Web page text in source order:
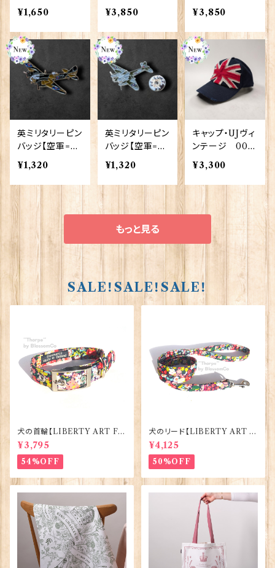
gate Products
90419
¥1,650
ン【ゆったりマチ
付き】Elgate Pr
oducts 90418
¥3,850
たりマチ付き】El
gate Products
90417
¥3,850
英ミリタリーピン
バッジ【空軍=Bl
enheim】Cado
gan 90043-XJ
KB12-57
¥1,320
英ミリタリーピン
バッジ【空軍=M
osquito】Cado
gan 90043-XJ
KB12-52
¥1,320
キャップ・UJヴィ
ンテージ 002
22
¥3,300
もっと見る
SALE！SALE！SALE！
犬の首輪【LIBERTY ART FA
BRIC=Thorpe】BlossomCo
90295
¥3,795
54%OFF
犬のリード【LIBERTY ART F
ABRIC=Thorpe】BlossomC
o 90294
¥4,125
50%OFF